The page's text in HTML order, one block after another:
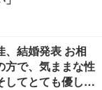
、結婚発表 お相
方で、気ままな性
してとても優し